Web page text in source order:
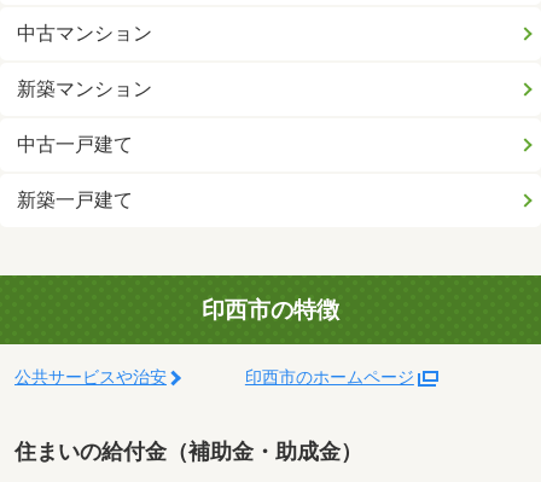
中古マンション
新築マンション
中古一戸建て
新築一戸建て
印西市の特徴
公共サービスや治安 印西市のホームページ
住まいの給付金（補助金・助成金）